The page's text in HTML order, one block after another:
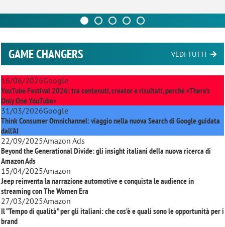
GAME CHANGERS VEDI TUTTI
16/06/2026Google
YouTube Festival 2026: tra contenuti, creator e risultati, perché «There’s
Only One YouTube»
31/03/2026Google
Think Consumer Omnichannel: viaggio nella nuova Search di Google guidata
dall'AI
22/09/2025Amazon Ads
Beyond the Generational Divide: gli insight italiani della nuova ricerca di
Amazon Ads
15/04/2025Amazon
Jeep reinventa la narrazione automotive e conquista le audience in
streaming conThe Women Era
27/03/2025Amazon
Il “Tempo di qualità” per gli italiani: che cos’è e quali sono le opportunità per i
brand